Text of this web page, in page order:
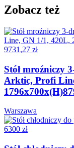
Zobacz też
9731,27 zł
Stół mroźniczy
Arktic, Profi
Warszawa
6300 zł